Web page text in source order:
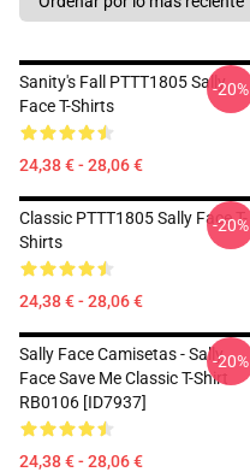
Sanity's Fall PTTT1805 Sally
Face T-Shirts
24,38 € - 28,06 €
-20%
Classic PTTT1805 Sally Face T-
Shirts
24,38 € - 28,06 €
-20%
Sally Face Camisetas - Sally
Face Save Me Classic T-Shirt
RB0106 [ID7937]
24,38 € - 28,06 €
-20%